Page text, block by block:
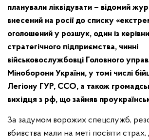
планували ліквідувати – відомий
внесений на росії до списку
оголошений у розшук, один із
стратегічного підприємства, чинні
військовослужбовці Головного
Міноборони України, у томі числі
Легіону ГУР, ССО, а також
вихідця з рф, що зайняв
За задумом ворожих спецслужб,
вбивства мали на меті посіяти